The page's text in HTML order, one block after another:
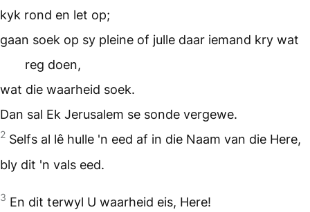
kyk rond en let op;
gaan soek op sy pleine of julle daar iemand kry wat
reg doen,
wat die waarheid soek.
Dan sal Ek Jerusalem se sonde vergewe.
2 Selfs al lê hulle 'n eed af in die Naam van die Here,
bly dit 'n vals eed.
3 En dit terwyl U waarheid eis, Here!